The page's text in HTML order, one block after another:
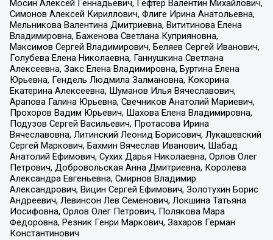
Мосин Алексей Геннадьевич, Гефтер Валентин Михайлович,
Симонов Алексей Кириллович, Флиге Ирина Анатольевна,
Мельникова Валентина Дмитриевна, Вититинова Елена
Владимировна, Баженова Светлана Куприяновна,
Максимов Сергей Владимирович, Беляев Сергей Иванович,
Голубева Елена Николаевна, Ганнушкина Светлана
Алексеевна, Закс Елена Владимировна, Буртина Елена
Юрьевна, Гендель Людмила Залмановна, Кокорина
Екатерина Алексеевна, Шуманов Илья Вячеславович,
Арапова Галина Юрьевна, Свечников Анатолий Мариевич,
Прохоров Вадим Юрьевич, Шахова Елена Владимировна,
Подузов Сергей Васильевич, Протасова Ирина
Вячеславовна, Литинский Леонид Борисович, Лукашевский
Сергей Маркович, Бахмин Вячеслав Иванович, Шабад
Анатолий Ефимович, Сухих Дарья Николаевна, Орлов Олег
Петрович, Добровольская Анна Дмитриевна, Королева
Александра Евгеньевна, Смирнов Владимир
Александрович, Вицин Сергей Ефимович, Золотухин Борис
Андреевич, Левинсон Лев Семенович, Локшина Татьяна
Иосифовна, Орлов Олег Петрович, Полякова Мара
Федоровна, Резник Генри Маркович, Захаров Герман
Константинович